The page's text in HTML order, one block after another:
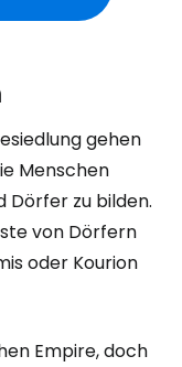
gehen
Menschen
Dörfer zu bilden.
von Dörfern
oder Kourion
Empire, doch